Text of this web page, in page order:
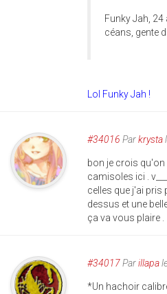
Funky Jah, 24
céans, gente
Lol Funky Jah !
#34016 Parkrysta
bon je crois qu'on
camisoles ici .
celles que j'ai pris
dessus et une
ça va vous plaire .
#34017Parillapa
*Un hachoir